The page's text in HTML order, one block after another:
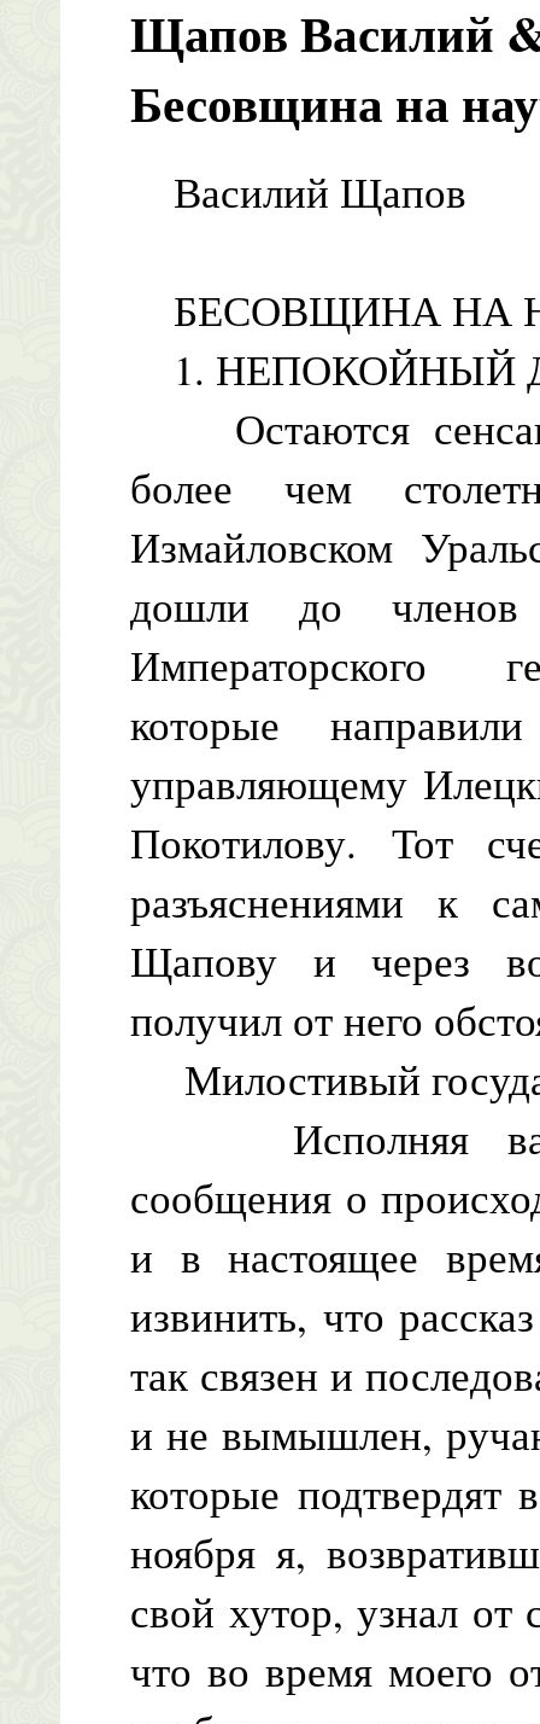
Щапов Василий
Бесовщина на
Василий Щапов
БЕСОВЩИНА НА
1. НЕПОКОЙНЫЙ
Остаются
более чем
Измайловском
дошли до членов
Императорского
которые
управляющему
Покотилову. Тот
разъяснениями к
Щапову и через
получил от него
Милостивый
Исполняя вашу
сообщения о
и в настоящее
извинить, что
так связен и
и не вымышлен,
которые подтвердят
ноября я,
свой хутор, узнал
что во время моего